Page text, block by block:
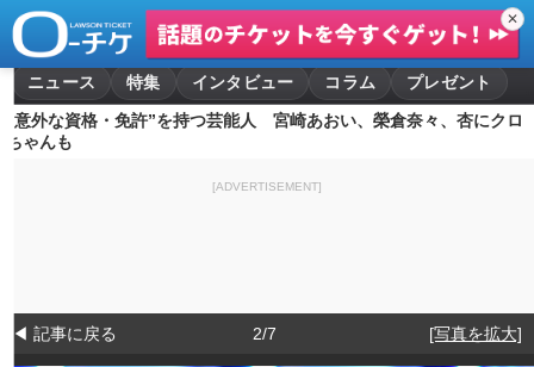
✕
ニュース 特集 インタビュー コラム
プレゼント
“意外な資格・免許”を持つ芸能人 宮崎あおい、榮倉奈々、杏にクロ
ちゃんも
[ADVERTISEMENT]
◀ 記事に戻る 2/7 [写真を拡大]